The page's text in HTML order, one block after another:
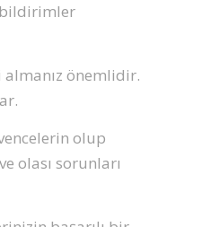
bildirimler
almanız önemlidir.
olup
olası sorunları